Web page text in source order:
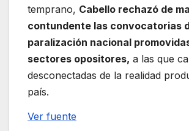
temprano, Cabello rechazó de
contundente las convocatorias
paralización nacional
sectores opositores, a las que
desconectadas de la realidad
país.
Ver fuente